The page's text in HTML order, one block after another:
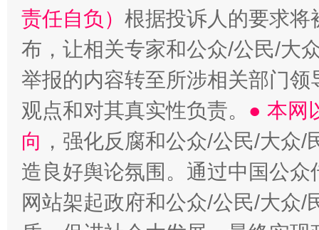
责任自负） 根据投诉人的要求将
布，让相关专家和公众/公民/大
举报的内容转至所涉相关部门
观点和对其真实性负责。 ● 本网
向 ，强化反腐和公众/公民/大众
造良好舆论氛围。通过中国公
网站架起政府和公众/公民/大众